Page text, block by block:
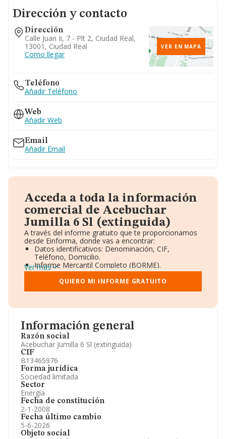
Información general
Razón social
Acebuchar Jumilla 6 Sl (extinguida)
CIF
B13465976
Forma jurídica
Sociedad limitada
Sector
Energía
Fecha de constitución
2-1-2008
Fecha último cambio
5-6-2026
Objeto social
Dirección y contacto
Dirección
Calle Juan Ii, 7 - Plt 2, Ciudad Real,
13001, Ciudad Real
Como llegar
VER EN MAPA
Teléfono
Añadir Teléfono
Web
Añadir Web
Email
Añadir Email
Acceda a toda la información
comercial de Acebuchar
Jumilla 6 Sl (extinguida)
A través del informe gratuito que te proporcionamos
desde Einforma, donde vas a encontrar:
Datos identificativos: Denominación, CIF,
Teléfono, Domicilio.
Informe Mercantil Completo (BORME).
Gráficos de Evolución Ventas y Empleados.
Consejo de Administración y Administradores.
Directivos y Ejecutivos.
Información oficial y registral complementaria.
Ver más
QUIERO MI INFORME GRATUITO